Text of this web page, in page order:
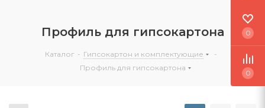
Профиль для гипсокартона
Каталог - Гипсокартон и комплектующие
-
Профиль для гипсокартона
0
0